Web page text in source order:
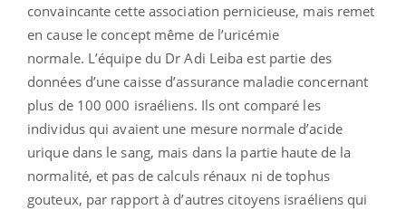
convaincante cette association pernicieuse, mais remet
en cause le concept même de l’uricémie
normale. L’équipe du Dr Adi Leiba est partie des
données d’une caisse d’assurance maladie concernant
plus de 100 000 israéliens. Ils ont comparé les
individus qui avaient une mesure normale d’acide
urique dans le sang, mais dans la partie haute de la
normalité, et pas de calculs rénaux ni de tophus
gouteux, par rapport à d’autres citoyens israéliens qui